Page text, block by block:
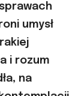
umysł
i rozum
na